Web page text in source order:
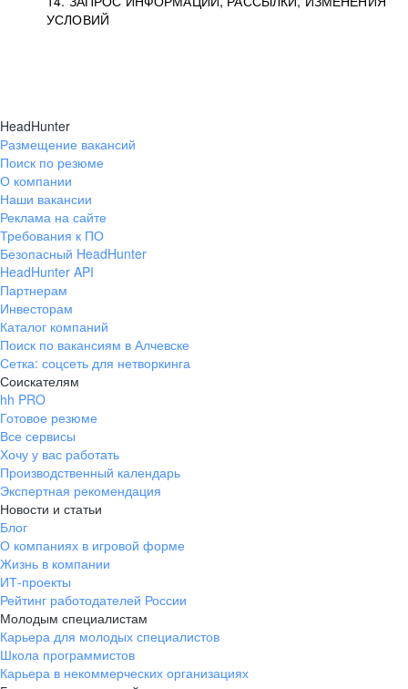
УСЛОВИЙ
HeadHunter
Размещение вакансий
Поиск по резюме
О компании
Наши вакансии
Реклама на сайте
Требования к ПО
Безопасный HeadHunter
HeadHunter API
Партнерам
Инвесторам
Каталог компаний
Поиск по вакансиям в Алчевске
Сетка: соцсеть для нетворкинга
Соискателям
hh PRO
Готовое резюме
Все сервисы
Хочу у вас работать
Производственный календарь
Экспертная рекомендация
Новости и статьи
Блог
О компаниях в игровой форме
Жизнь в компании
ИТ-проекты
Рейтинг работодателей России
Молодым специалистам
Карьера для молодых специалистов
Школа программистов
Карьера в некоммерческих организациях